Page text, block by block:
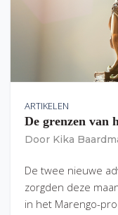
ARTIKELEN
De grenzen van
Door Kika
De twee nieuwe
zorgden deze
in het Marengo-